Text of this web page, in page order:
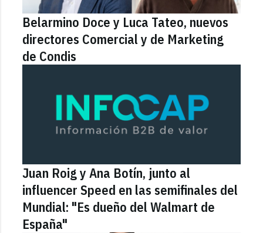
Belarmino Doce y Luca Tateo, nuevos
directores Comercial y de Marketing
de Condis
Juan Roig y Ana Botín, junto al
influencer Speed en las semifinales del
Mundial: "Es dueño del Walmart de
España"